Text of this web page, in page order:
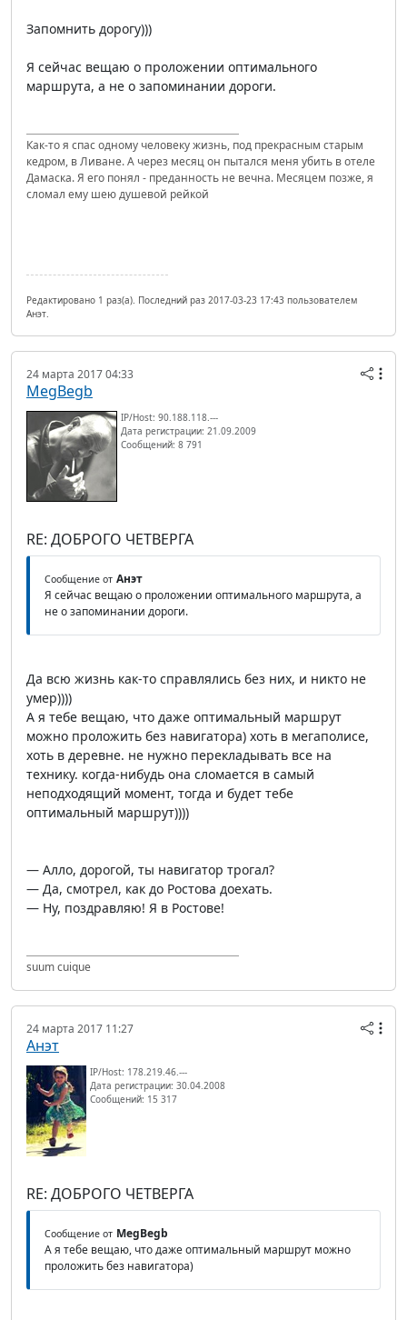
Запомнить дорогу)))
Я сейчас вещаю о проложении оптимального
маршрута, а не о запоминании дороги.
Как-то я спас одному человеку жизнь, под прекрасным старым
кедром, в Ливане. А через месяц он пытался меня убить в отеле
Дамаска. Я его понял - преданность не вечна. Месяцем позже, я
сломал ему шею душевой рейкой
Редактировано 1 раз(а). Последний раз 2017-03-23 17:43 пользователем
Анэт.
24 марта 2017 04:33
MegBegb
IP/Host: 90.188.118.---
Дата регистрации: 21.09.2009
Сообщений: 8 791
RE: ДОБРОГО ЧЕТВЕРГА
Сообщение от Анэт
Я сейчас вещаю о проложении оптимального маршрута, а
не о запоминании дороги.
Да всю жизнь как-то справлялись без них, и никто не
умер))))
А я тебе вещаю, что даже оптимальный маршрут
можно проложить без навигатора) хоть в мегаполисе,
хоть в деревне. не нужно перекладывать все на
технику. когда-нибудь она сломается в самый
неподходящий момент, тогда и будет тебе
оптимальный маршрут))))
— Алло, дорогой, ты навигатор трогал?
— Да, смотрел, как до Ростова доехать.
— Ну, поздравляю! Я в Ростове!
suum cuique
24 марта 2017 11:27
Анэт
IP/Host: 178.219.46.---
Дата регистрации: 30.04.2008
Сообщений: 15 317
RE: ДОБРОГО ЧЕТВЕРГА
Сообщение от MegBegb
А я тебе вещаю, что даже оптимальный маршрут можно
проложить без навигатора)